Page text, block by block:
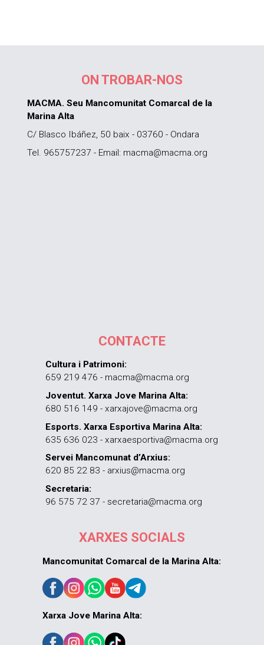
ON TROBAR-NOS
MACMA. Seu Mancomunitat Comarcal de la
Marina Alta
C/ Blasco Ibáñez, 50 baix - 03760 - Ondara
Tel. 965757237 - Email: macma@macma.org
CONTACTE
Cultura i Patrimoni:
659 219 476 - macma@macma.org
Joventut. Xarxa Jove Marina Alta:
680 516 149 - xarxajove@macma.org
Esports. Xarxa Esportiva Marina Alta:
635 636 023 - xarxaesportiva@macma.org
Servei Mancomunat d’Arxius:
620 85 22 83 - arxius@macma.org
Secretaria:
96 575 72 37 - secretaria@macma.org
XARXES SOCIALS
Mancomunitat Comarcal de la Marina Alta:
Xarxa Jove Marina Alta: